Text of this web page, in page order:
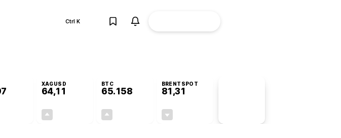
Ctrl K
XAGUSD
64,11
BTC
65.158
BRENTSPOT
81,31